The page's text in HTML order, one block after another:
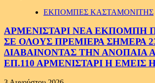
ΕΚΠΟΜΠΕΣ ΚΑΣΤΑΜΟΝΙΤΗΣ
ΑΡΜΕΝΙΣΤΑΡΙ ΝΕΑ ΕΚΠΟΜΠΗ
ΣΕ ΟΛΟΥΣ ΠΡΕΜΙΕΡΑ ΣΗΜΕΡΑ
ΔΙΑΒΑΙΝΟΝΤΑΣ ΤΗΝ ΑΝΟΠΑΙΑ
ΕΠ.110 ΑΡΜΕΝΙΣΤΑΡΙ Η ΕΜΕΙΣ